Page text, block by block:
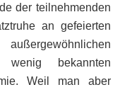
der teilnehmenden
an gefeierten
bekannten
Weil man aber